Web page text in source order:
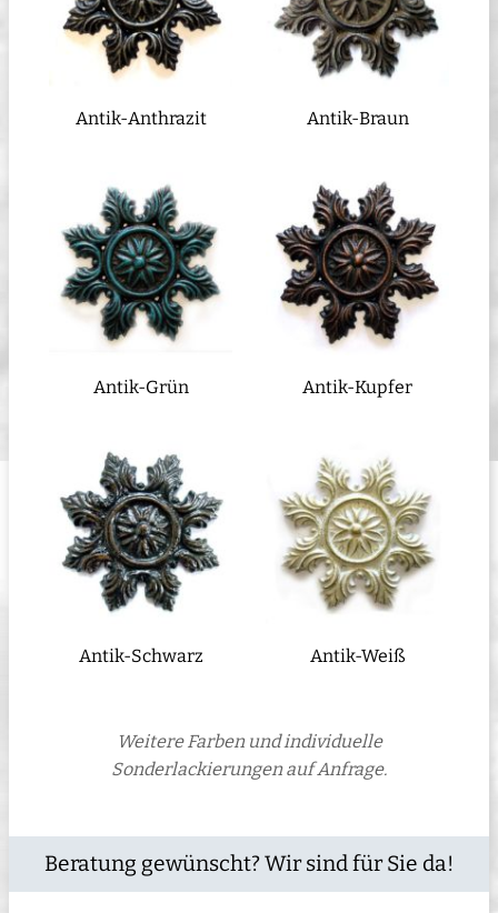
Antik-Anthrazit Antik-Braun
Antik-Grün Antik-Kupfer
Antik-Schwarz Antik-Weiß
Weitere Farben und individuelle
Sonderlackierungen auf Anfrage.
Beratung gewünscht? Wir sind für Sie da!